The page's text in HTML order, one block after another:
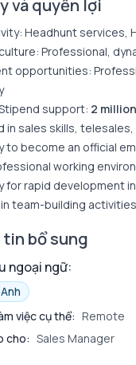
và quyền lợi
Headhunt services,
Professional,
opportunities:
support: 2
in sales skills,
to become an official
working
for rapid development
team-building
bổ sung
ngoại ngữ:
việc cụ thể: Remote
cho: Sales Manager